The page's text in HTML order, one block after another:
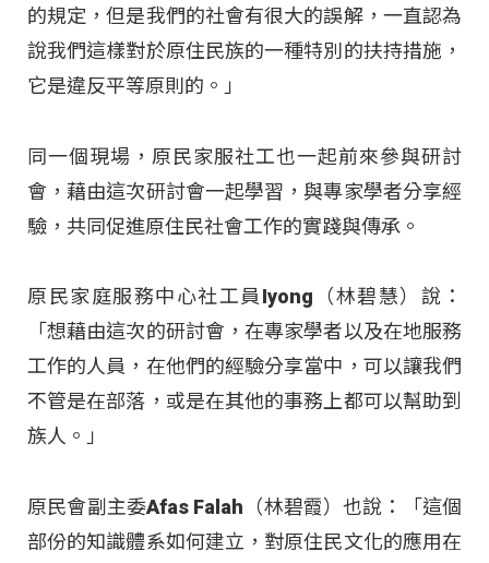
的規定，但是我們的社會有很大的誤解，一直認為
說我們這樣對於原住民族的一種特別的扶持措施，
它是違反平等原則的。」
同一個現場，原民家服社工也一起前來參與研討
會，藉由這次研討會一起學習，與專家學者分享經
驗，共同促進原住民社會工作的實踐與傳承。
原民家庭服務中心社工員Iyong（林碧慧）說：
「想藉由這次的研討會，在專家學者以及在地服務
工作的人員，在他們的經驗分享當中，可以讓我們
不管是在部落，或是在其他的事務上都可以幫助到
族人。」
原民會副主委Afas Falah（林碧霞）也說：「這個
部份的知識體系如何建立，對原住民文化的應用在